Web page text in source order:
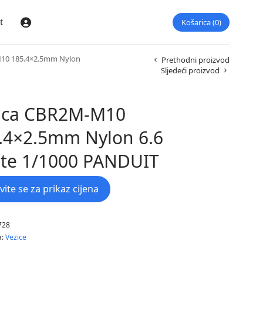
Prijava Košarica 0
185.4×2.5mm Nylon
Prethodni proizvod
Sljedeći proizvod
CBR2M-M10
Nylon 6.6
1/1000 PANDUIT
se za prikaz cijena
Vezice